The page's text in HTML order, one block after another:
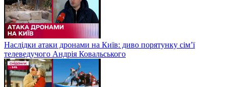
Наслідки атаки дронами на Київ: диво порятунку сім’ї
телеведучого Андрія Ковальського